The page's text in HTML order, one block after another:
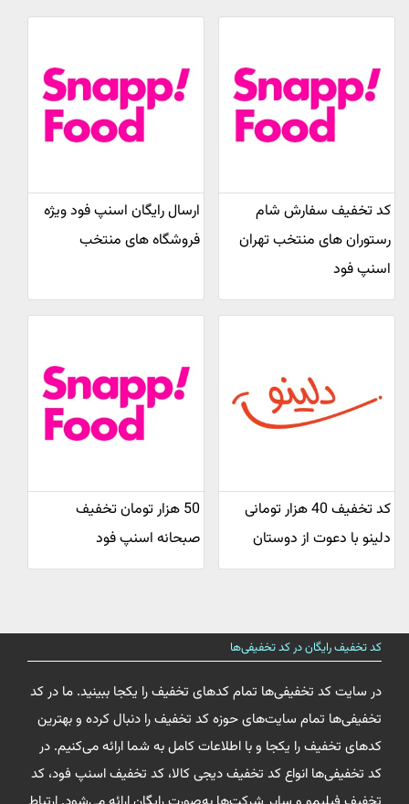
کد تخفیف سفارش شام
رستوران های منتخب تهران
اسنپ فود
ارسال رایگان اسنپ فود ویژه
فروشگاه های منتخب
کد تخفیف 40 هزار تومانی
دلینو با دعوت از دوستان
50 هزار تومان تخفیف
صبحانه اسنپ فود
کد تخفیف رایگان در کد تخفیفی‌ها
در سایت کد تخفیفی‌ها تمام کدهای تخفیف را یکجا ببینید. ما در کد
تخفیفی‌ها تمام سایت‌های حوزه کد تخفیف را دنبال کرده و بهترین
کدهای تخفیف را یکجا و با اطلاعات کامل به شما ارائه می‌کنیم. در
کد تخفیفی‌ها انواع کد تخفیف دیجی کالا، کد تخفیف اسنپ فود، کد